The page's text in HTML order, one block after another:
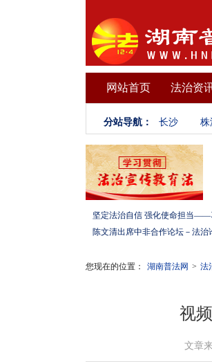
网站首页 法治资
分站导航： 长沙 株
您现在的位置： 湖南普法网 > 法
视
文章